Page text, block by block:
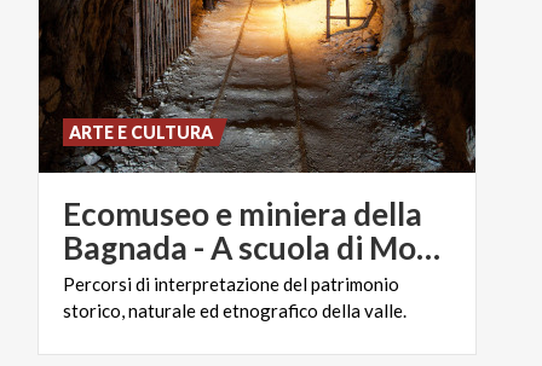
Ecomuseo e miniera della
Bagnada - A scuola di Montagna
Percorsidi interpretazionedelpatrimonio
storico, naturaleedetnografico dellavalle.
ARTE E CULTURA